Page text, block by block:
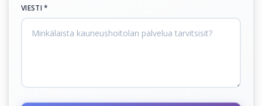
VIESTI *